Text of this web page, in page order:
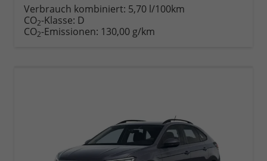
anfordern
Datei,
Verbrauch kombiniert: 5,70 l/100km
CO2-Klasse: D
CO2-Emissionen: 130,00 g/km